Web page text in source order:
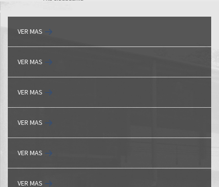
VER MAS
VER MAS
VER MAS
VER MAS
VER MAS
VER MAS